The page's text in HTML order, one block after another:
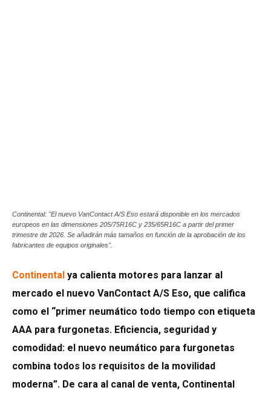
Continental: "El nuevo VanContact A/S Eso estará disponible en los mercados
europeos en las dimensiones 205/75R16C y 235/65R16C a partir del primer
trimestre de 2026. Se añadirán más tamaños en función de la aprobación de los
fabricantes de equipos originales".
Continental ya calienta motores para lanzar al
mercado el nuevo VanContact A/S Eso, que califica
como el “primer neumático todo tiempo con etiqueta
AAA para furgonetas. Eficiencia, seguridad y
comodidad: el nuevo neumático para furgonetas
combina todos los requisitos de la movilidad
moderna”. De cara al canal de venta, Continental